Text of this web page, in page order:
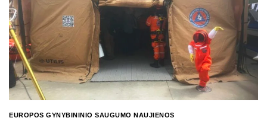
EUROPOS GYNYBININIO SAUGUMO NAUJIENOS